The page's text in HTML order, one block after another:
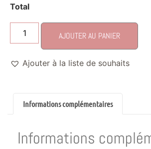
Total
AJOUTER AU PANIER
Ajouter à la liste de souhaits
Informations complémentaires
Informations